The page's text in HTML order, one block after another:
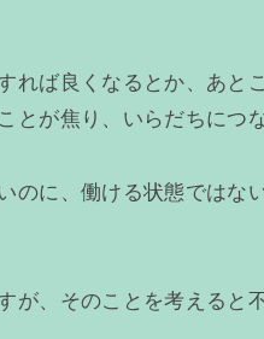
れば良くなるとか、あと
とが焦り、いらだちにつ
のに、働ける状態ではな
が、そのことを考えると